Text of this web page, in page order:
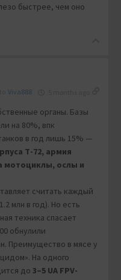
быстрее, чем оно
Viva888
органы. Базы
на 80%, впк
в год лишь 15% —
Т-72, армия
мотоциклы, ослы и
считать каждый
млн в год). Но есть
техника спасает
обнулили
Преимущество в мясе у
На одного
до 3–5 UA FPV-